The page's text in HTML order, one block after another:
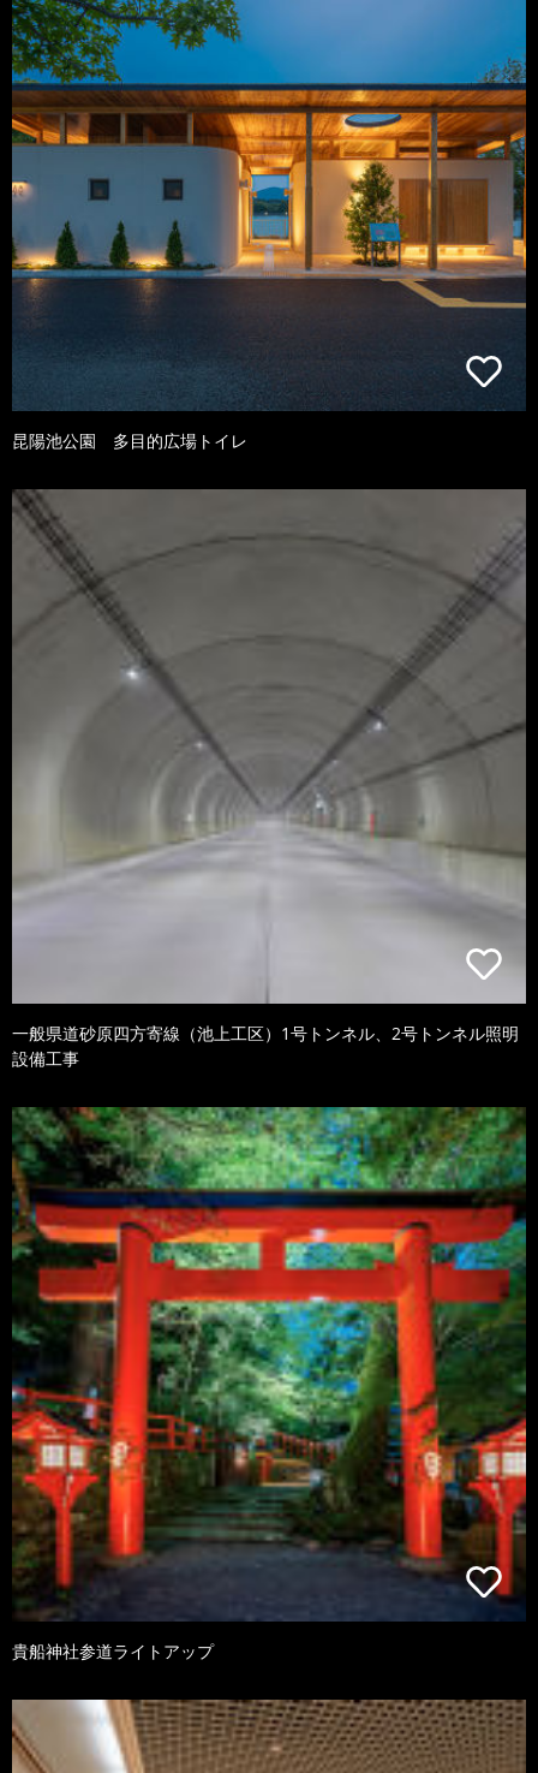
昆陽池公園 多目的広場トイレ
一般県道砂原四方寄線（池上工区）1号トンネル、2号トンネル照明
設備工事
貴船神社参道ライトアップ